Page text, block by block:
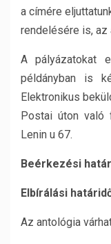
a címére
rendelésére is, az
A pályázatokat
példányban is
Elektronikus
Postai úton való
Lenin u 67.
Beérkezési
Elbírálási
Az antológia